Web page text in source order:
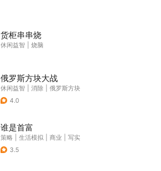
货柜串串烧
休闲益智 烧脑
俄罗斯方块大战
休闲益智 消除
俄罗斯方块
4.0
谁是首富
策略 生活模拟 商业
写实
3.5